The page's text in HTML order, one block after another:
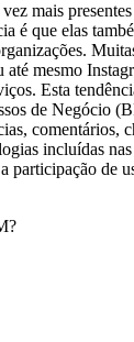
mais
é que elas
mesmo
Esta
de Negócio
comentários,
incluídas
participação de